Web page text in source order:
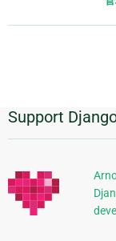
附
加
信
息
Support